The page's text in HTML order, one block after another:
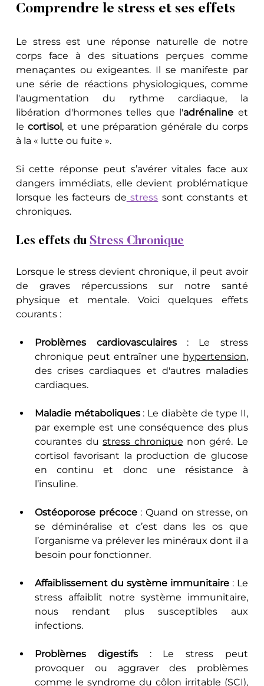
Comprendre le stress et ses effets
Le stress est une réponse naturelle de notre
corps face à des situations perçues comme
menaçantes ou exigeantes. Il se manifeste par
une série de réactions physiologiques, comme
l'augmentation du rythme cardiaque, la
libération d'hormones telles que l'adrénaline et
le cortisol, et une préparation générale du corps
à la « lutte ou fuite ».
Si cette réponse peut s’avérer vitales face aux
dangers immédiats, elle devient problématique
lorsque les facteurs de stress sont constants et
chroniques.
Les effets du Stress Chronique
Lorsque le stress devient chronique, il peut avoir
de graves répercussions sur notre santé
physique et mentale. Voici quelques effets
courants :
Problèmes cardiovasculaires : Le stress
chronique peut entraîner une hypertension,
des crises cardiaques et d'autres maladies
cardiaques.
Maladie métaboliques : Le diabète de type II,
par exemple est une conséquence des plus
courantes du stress chronique non géré. Le
cortisol favorisant la production de glucose
en continu et donc une résistance à
l’insuline.
Ostéoporose précoce : Quand on stresse, on
se déminéralise et c’est dans les os que
l’organisme va prélever les minéraux dont il a
besoin pour fonctionner.
Affaiblissement du système immunitaire : Le
stress affaiblit notre système immunitaire,
nous rendant plus susceptibles aux
infections.
Problèmes digestifs : Le stress peut
provoquer ou aggraver des problèmes
comme le syndrome du côlon irritable (SCI),